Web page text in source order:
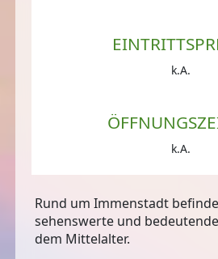
k.A.
k.A.
Rund um Immenstadt
sehenswerte und
dem Mittelalter.